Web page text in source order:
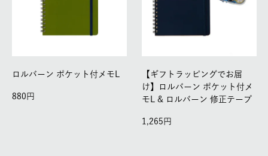
ロルバーン ポケット付メモL
880
【ギフトラッピングでお届
け】ロルバーン ポケット付メ
モL & ロルバーン 修正テープ
1,265